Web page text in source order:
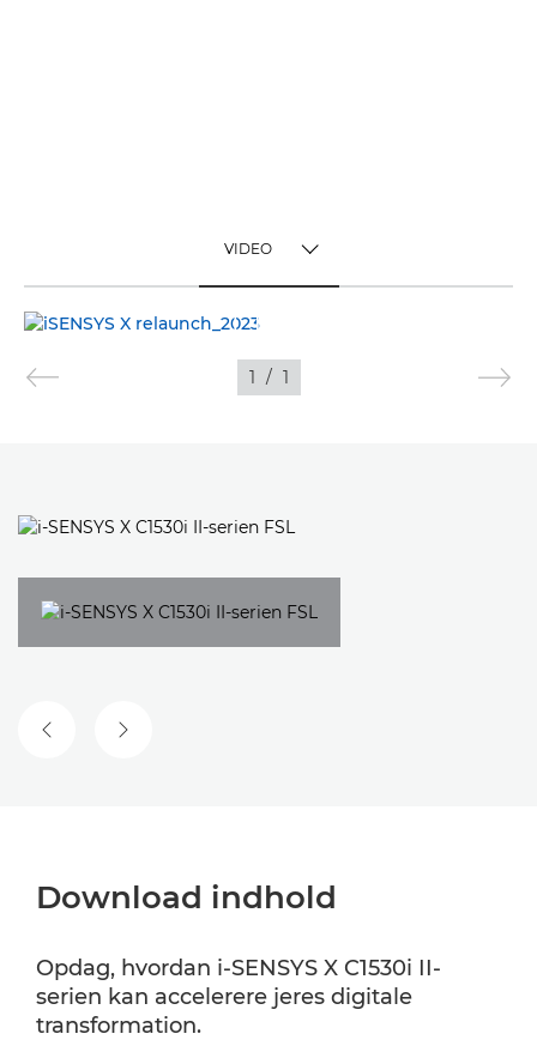
VIDEO
VIDEO
BILLEDER
1 / 1
FORRIGE SLIDENÆSTE SLIDE
Download indhold
Opdag, hvordan i-SENSYS X C1530i II-
serien kan accelerere jeres digitale
transformation.